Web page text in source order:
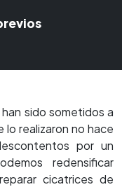
sido sometidos a
lo realizaron no hace
por un
redensificar
cicatrices de